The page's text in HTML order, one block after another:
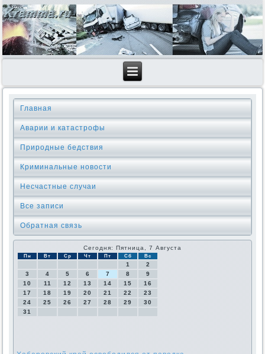
Главная
Аварии и катастрофы
Природные бедствия
Криминальные новοсти
Несчастные случаи
Все записи
Обратная связь
Сегодня: Пятница, 7 Августа
Пн Вт Ср Чт Пт Сб Вс
1
2
3
4 5 6 7 8
9
10
11 12 13 14 15
16
17
18 19 20 21 22
23
24
25 26 27 28 29
30
31